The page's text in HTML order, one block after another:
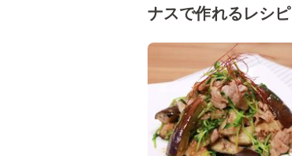
ナスで作れるレシピ